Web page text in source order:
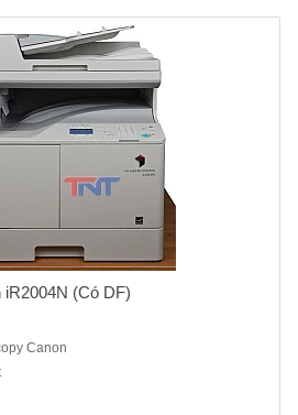
(Có DF)
Canon
dòng máy đa chứng năng (copy, in
sao chụp nhiều lần.Chức năng chia bộ
dọc,sao chụp thẻ ID, sao chụp kết hợp 2